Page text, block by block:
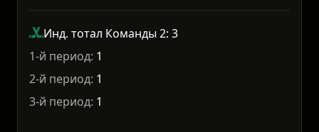
Инд. тотал Команды 2: 3
1-й период: 1
2-й период: 1
3-й период: 1